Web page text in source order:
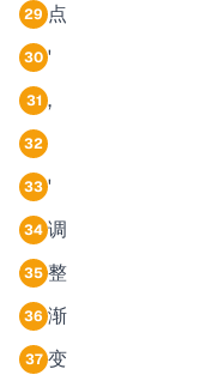
29 点
30 '
31 ,
32
33 '
34 调
35 整
36 渐
37 变